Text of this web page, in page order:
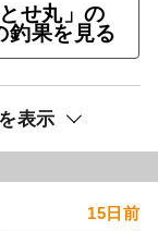
とせ丸」の
釣果を見る
表示
15日前